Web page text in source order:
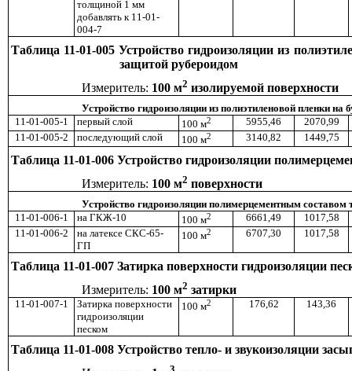
толщиной 1 мм
добавлять к 11-01-
004-7
Таблица 11-01-005 Устройство гидроизоляции из
защитой рубероидом
Измеритель: 100 м2 изолируемой поверхности
Устройство гидроизоляции из полиэтиленовой пленки
11-01-005-1
первый слой 100 м2 5955,46
2070,99
11-01-005-2
последующий слой 100 м2 3140,82 1449,75
Таблица 11-01-006 Устройство гидроизоляции
Измеритель: 100 м2 поверхности
Устройство гидроизоляции полимерцементным
11-01-006-1
на ГКЖ-10 100 м2 6661,49
1017,58
11-01-006-2
на латексе СКС-65-
ГП
100 м2 6707,30 1017,58
Таблица 11-01-007 Затирка поверхности гидроизоляции
Измеритель: 100 м2 затирки
11-01-007-1
Затирка поверхности
гидроизоляции
песком
100 м2 176,62 143,36
Таблица 11-01-008 Устройство тепло- и звукоизоляции